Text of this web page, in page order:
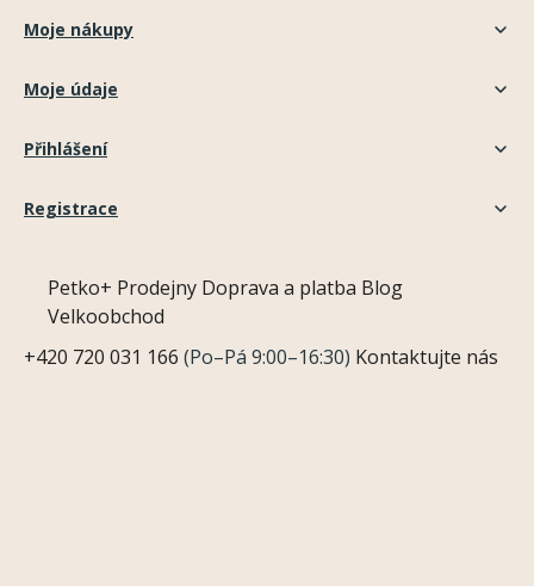
Moje nákupy
Moje údaje
Přihlášení
Registrace
Petko+ Prodejny Doprava a platba Blog
Velkoobchod
+420 720 031 166 (Po–Pá 9:00–16:30) Kontaktujte nás